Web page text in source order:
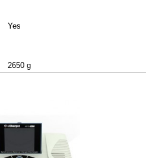
Yes
2650 g